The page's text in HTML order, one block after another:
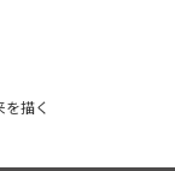
描く